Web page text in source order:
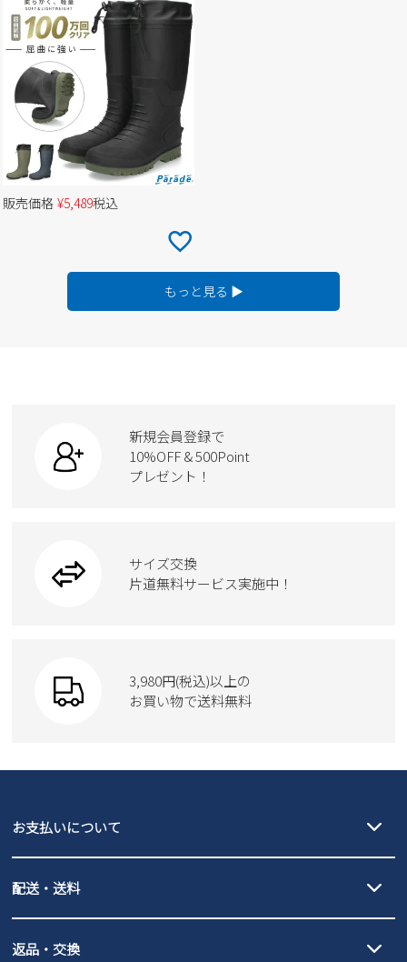
販売価格 ¥5,489税込
もっと見る ▶
新規会員登録で
10%OFF & 500Point
プレゼント！
サイズ交換
片道無料サービス実施中！
3,980円(税込)以上の
お買い物で送料無料
お支払いについて
PayPay（オンライン決済）、代金引換のご利用が可能です。
配送・送料
北海道・本州・四国・九州…550円
全国一律…220円（税込）
返品・交換